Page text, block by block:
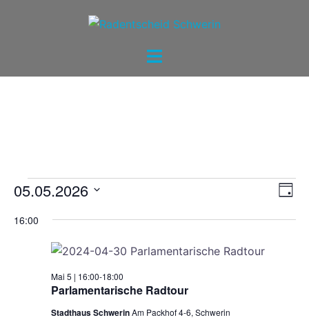
Menü
Veranstaltungen
für
2026
TAG
05.05.2026
wählen.
16:00
Parlamentarische Radtour
Mai 5 | 16:00-18:00
Stadthaus SchwerinAm Packhof 4-6, Schwerin